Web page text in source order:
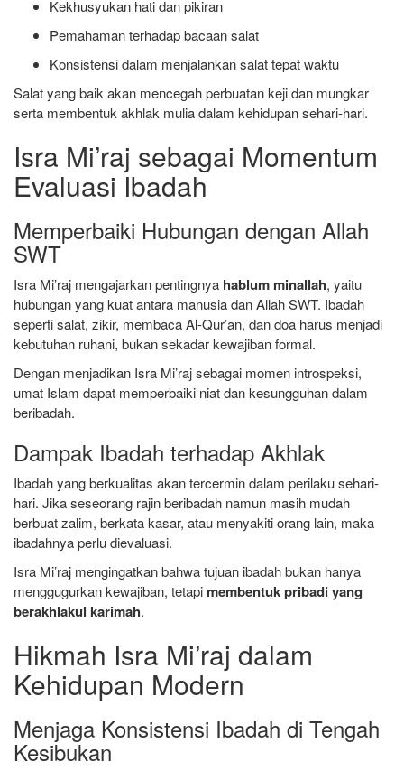
Kekhusyukan hati dan pikiran
Pemahaman terhadap bacaan salat
Konsistensi dalam menjalankan salat tepat waktu
Salat yang baik akan mencegah perbuatan keji dan mungkar
serta membentuk akhlak mulia dalam kehidupan sehari-hari.
Isra Mi’raj sebagai Momentum
Evaluasi Ibadah
Memperbaiki Hubungan dengan Allah
SWT
Isra Mi’raj mengajarkan pentingnya hablum minallah, yaitu
hubungan yang kuat antara manusia dan Allah SWT. Ibadah
seperti salat, zikir, membaca Al-Qur’an, dan doa harus menjadi
kebutuhan ruhani, bukan sekadar kewajiban formal.
Dengan menjadikan Isra Mi’raj sebagai momen introspeksi,
umat Islam dapat memperbaiki niat dan kesungguhan dalam
beribadah.
Dampak Ibadah terhadap Akhlak
Ibadah yang berkualitas akan tercermin dalam perilaku sehari-
hari. Jika seseorang rajin beribadah namun masih mudah
berbuat zalim, berkata kasar, atau menyakiti orang lain, maka
ibadahnya perlu dievaluasi.
Isra Mi’raj mengingatkan bahwa tujuan ibadah bukan hanya
menggugurkan kewajiban, tetapi membentuk pribadi yang
berakhlakul karimah.
Hikmah Isra Mi’raj dalam
Kehidupan Modern
Menjaga Konsistensi Ibadah di Tengah
Kesibukan